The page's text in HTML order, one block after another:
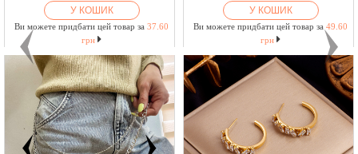
У КОШИК
Ви можете придбати цей товар за 37.60
грн
У КОШИК
Ви можете придбати цей товар за 49.60
грн